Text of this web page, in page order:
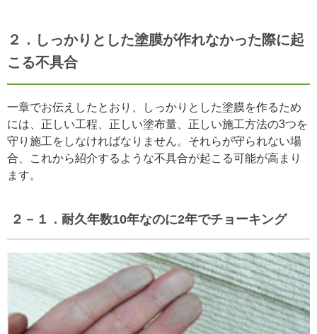
２．しっかりとした塗膜が作れなかった際に起
こる不具合
一章でお伝えしたとおり、しっかりとした塗膜を作るため
には、正しい工程、正しい塗布量、正しい施工方法の3つを
守り施工をしなければなりません。それらが守られない場
合、これから紹介するような不具合が起こる可能が高まり
ます。
２－１．耐久年数10年なのに2年でチョーキング